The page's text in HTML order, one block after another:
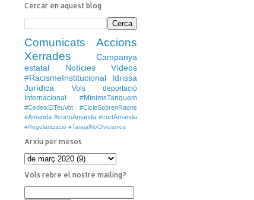
Cercar en aquest blog
Comunicats
Accions
Xerrades
Campanya
estatal
Notícies
Vídeos
#RacismeInstitucional
Idrissa
Jurídica
Vols deportació
Internacional
#MínimsTanquem
#CedeixElTeuVot
#CicleSobrenRaons
#Amanda #cortoAmanda #curtAmanda
#Regularització #TarajalNoOlvidamos
Arxiu per mesos
Vols rebre el nostre mailing?